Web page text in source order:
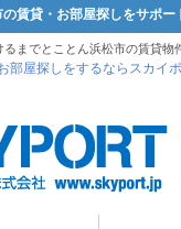
賃貸・お部屋探しをサポー
までとことん浜松市の賃貸物
部屋探しをするならスカイ